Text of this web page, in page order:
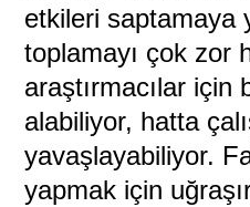
etkileri saptamaya
toplamayı çok zor
araştırmacılar için
alabiliyor, hatta
yavaşlayabiliyor.
yapmak için